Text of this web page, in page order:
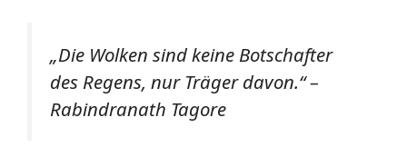
„Die Wolken sind keine Botschafter
des Regens, nur Träger davon.“ –
Rabindranath Tagore